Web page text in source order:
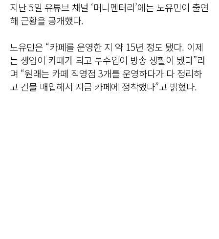
지난 5일 유튜브 채널 ‘머니멘터리’에는 노유민이 출연
해 근황을 공개했다.
노유민은 “카페를 운영한 지 약 15년 정도 됐다. 이제
는 생업이 카페가 되고 부수입이 방송 생활이 됐다”라
며 “원래는 카페 직영점 3개를 운영하다가 다 정리하
고 건물 매입해서 지금 카페에 정착했다”고 밝혔다.